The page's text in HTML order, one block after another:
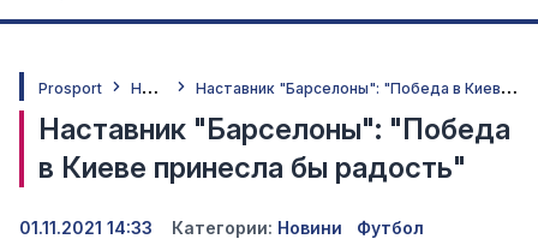
Prosport Н
овини Н
аставник "Барселоны": "Победа в Киеве принесла бы радость"
Наставник "Барселоны": "Победа
в Киеве принесла бы радость"
01.11.2021 14:33 Категории: Новини Футбол